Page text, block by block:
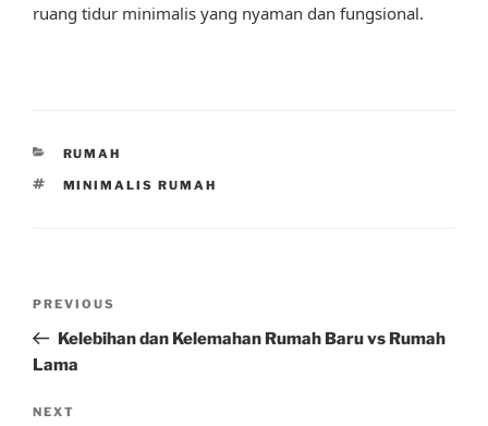
ruang tidur minimalis yang nyaman dan fungsional.
CATEGORIES
RUMAH
TAGS
MINIMALIS RUMAH
Previous
Post
PREVIOUS
Kelebihan dan Kelemahan Rumah Baru vs Rumah
Lama
Next
NEXT